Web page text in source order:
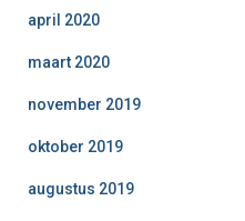
april 2020
maart 2020
november 2019
oktober 2019
augustus 2019